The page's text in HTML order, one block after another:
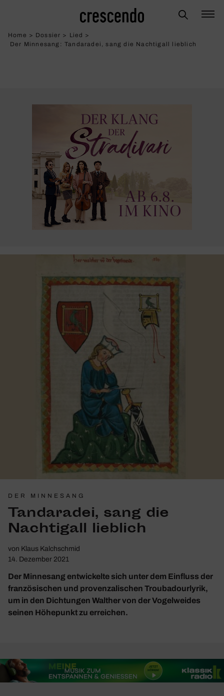
Home > Dossier > Lied >
Der Minnesang: Tandaradei, sang die Nach­ti­gall lieb­lich
DER MINNESANG
Tandaradei, sang die
Nach­ti­gall lieb­lich
von Klaus Kalchschmid
14. Dezember 2021
Der Minnesang entwickelte sich unter dem Einfluss der
französischen und provenzalischen Troubadourlyrik,
um in den Dichtungen Walther von der Vogelweides
seinen Höhepunkt zu erreichen.